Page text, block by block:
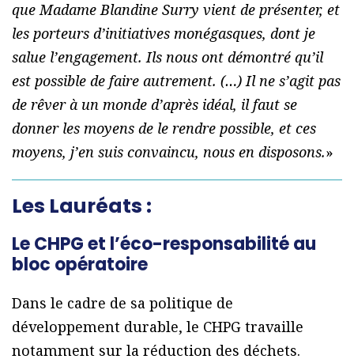
que Madame Blandine Surry vient de présenter, et
les porteurs d’initiatives monégasques, dont je
salue l’engagement. Ils nous ont démontré qu’il
est possible de faire autrement. (…) Il ne s’agit pas
de rêver à un monde d’après idéal, il faut se
donner les moyens de le rendre possible, et ces
moyens, j’en suis convaincu, nous en disposons.»
Les Lauréats :
Le CHPG et l’éco-responsabilité au
bloc opératoire
Dans le cadre de sa politique de
développement durable, le CHPG travaille
notamment sur la réduction des déchets.